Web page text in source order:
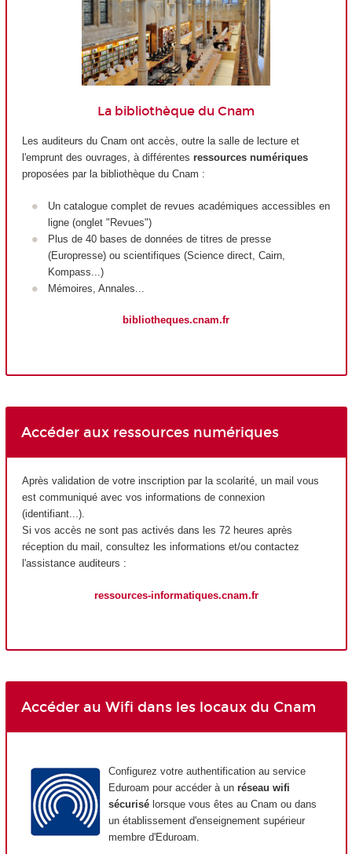
La bibliothèque du Cnam
Les auditeurs du Cnam ont accès, outre la salle de lecture et
l'emprunt des ouvrages, à différentes ressources numériques
proposées par la bibliothèque du Cnam :
Un catalogue complet de revues académiques accessibles en
ligne (onglet "Revues")
Plus de 40 bases de données de titres de presse
(Europresse) ou scientifiques (Science direct, Cairn,
Kompass...)
Mémoires, Annales...
bibliotheques.cnam.fr
Accéder aux ressources numériques
Après validation de votre inscription par la scolarité, un mail vous
est communiqué avec vos informations de connexion
(identifiant...).
Si vos accès ne sont pas activés dans les 72 heures après
réception du mail, consultez les informations et/ou contactez
l'assistance auditeurs :
ressources-informatiques.cnam.fr
Accéder au Wifi dans les locaux du Cnam
Configurez votre authentification au service
Eduroam pour accéder à un réseau wifi
sécurisé lorsque vous êtes au Cnam ou dans
un établissement d'enseignement supérieur
membre d'Eduroam.